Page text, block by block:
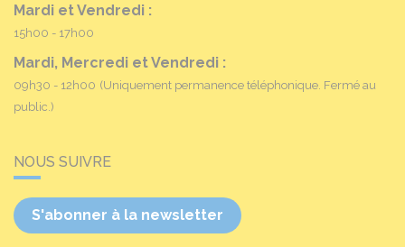
Mardi et Vendredi :
15h00 - 17h00
Mardi, Mercredi et Vendredi :
09h30 - 12h00 (Uniquement permanence téléphonique. Fermé au
public.)
NOUS SUIVRE
S'abonner à la newsletter